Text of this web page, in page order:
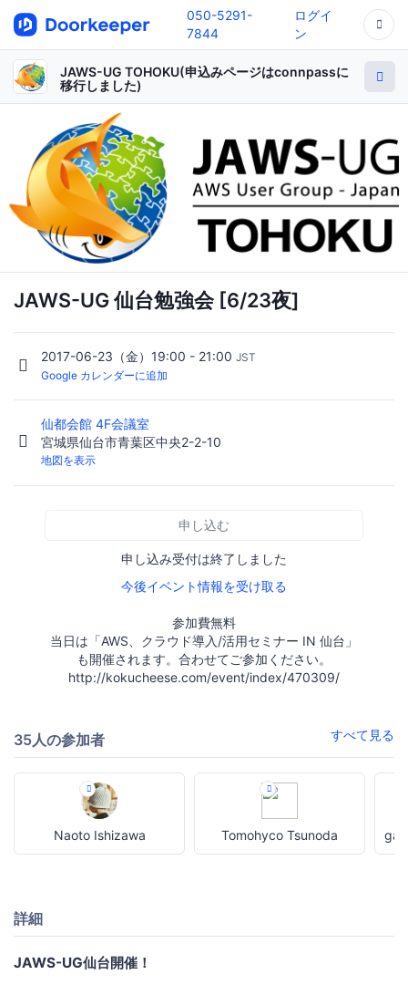
050-5291-
7844
ログイ
ン
JAWS-UG TOHOKU(申込みページはconnpassに
移行しました)
JAWS-UG 仙台勉強会 [6/23夜]
2017-06-23（金）19:00 - 21:00 JST
Google カレンダーに追加
仙都会館 4F会議室
宮城県仙台市青葉区中央2-2-10
地図を表示
申し込む
申し込み受付は終了しました
今後イベント情報を受け取る
参加費無料
当日は「AWS、クラウド導入/活用セミナー IN 仙台」
も開催されます。合わせてご参加ください。
http://kokucheese.com/event/index/470309/
35人の参加者 すべて見る
Naoto Ishizawa Tomohyco Tsunoda
詳細
JAWS-UG仙台開催！